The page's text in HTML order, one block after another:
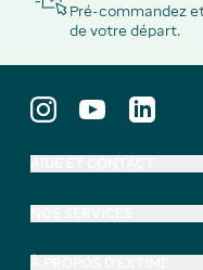
Pré-commandez
de votre départ.